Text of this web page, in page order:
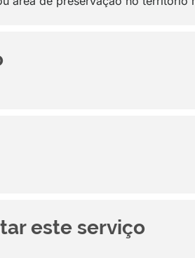
este serviço